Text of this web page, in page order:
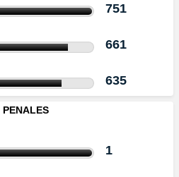
751
661
635
PENALES
1